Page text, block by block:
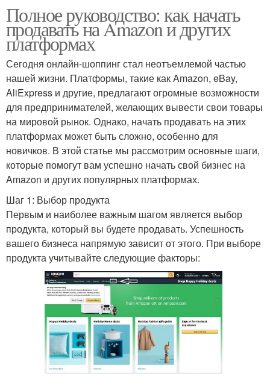
Полное руководство: как начать
продавать на Amazon и других
платформах
Сегодня онлайн-шоппинг стал неотъемлемой частью
нашей жизни. Платформы, такие как Amazon, eBay,
AliExpress и другие, предлагают огромные возможности
для предпринимателей, желающих вывести свои товары
на мировой рынок. Однако, начать продавать на этих
платформах может быть сложно, особенно для
новичков. В этой статье мы рассмотрим основные шаги,
которые помогут вам успешно начать свой бизнес на
Amazon и других популярных платформах.
Шаг 1: Выбор продукта
Первым и наиболее важным шагом является выбор
продукта, который вы будете продавать. Успешность
вашего бизнеса напрямую зависит от этого. При выборе
продукта учитывайте следующие факторы: